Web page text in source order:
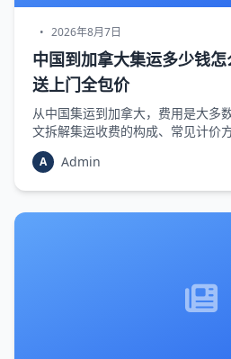
• 2026年8月7日
中国到加拿大集运多少钱
送上门全包价
从中国集运到加拿大，费用是大多
文拆解集运收费的构成、常见计价
门全包价”到底包含哪些服务，帮你
算。
A Admin